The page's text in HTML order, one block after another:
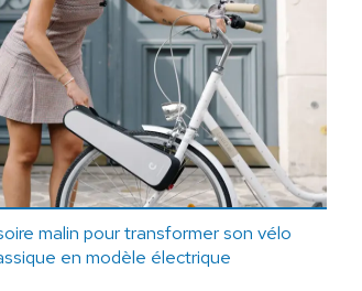
malin pour transformer son vélo
en modèle électrique